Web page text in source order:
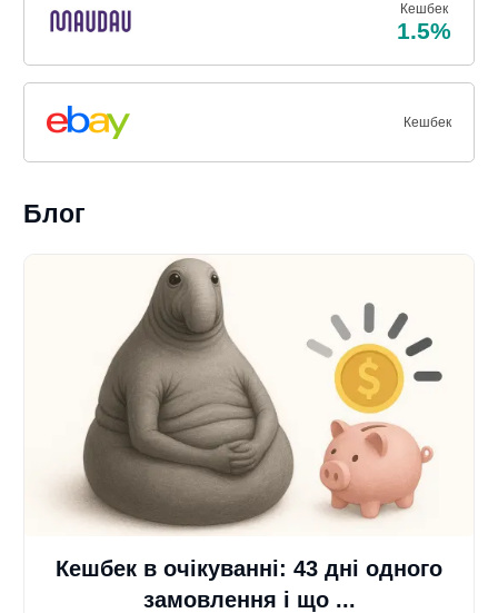
Кешбек
1.5%
Кешбек
Блог
Кешбек в очікуванні: 43 дні одного
замовлення і що ...